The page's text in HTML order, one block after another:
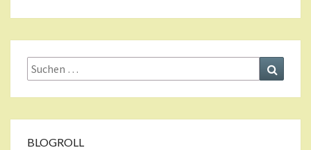
Suche
nach:
BLOGROLL